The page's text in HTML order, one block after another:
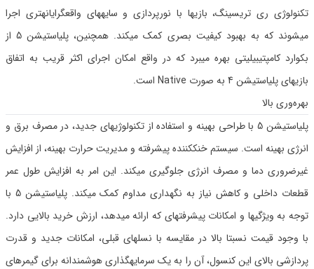
تکنولوژی ری تریسینگ، بازیها با نورپردازی و سایههای واقعگرایانهتری اجرا
میشوند که به بهبود کیفیت بصری کمک میکند. همچنین، پلیاستیشن 5 از
بکوارد کامپتیبیلیتی بهره میبرد که در واقع امکان اجرای اکثر قریب به اتفاق
بازیهای پلیاستیشن 4 به صورت Native است.
بهره‌وری بالا
پلیاستیشن 5 با طراحی بهینه و استفاده از تکنولوژیهای جدید، در مصرف برق و
انرژی بهینه است. سیستم خنککننده پیشرفته و مدیریت حرارت بهینه، از افزایش
غیرضروری دما و مصرف انرژی جلوگیری میکند. این امر به افزایش طول عمر
قطعات داخلی و کاهش نیاز به نگهداری مداوم کمک میکند. پلیاستیشن 5 با
توجه به ویژگیها و امکانات پیشرفتهای که ارائه میدهد، ارزش خرید بالایی دارد.
با وجود قیمت نسبتا بالا در مقایسه با نسلهای قبلی، امکانات جدید و قدرت
پردازشی بالای این کنسول، آن را به یک سرمایهگذاری هوشمندانه برای گیمرهای